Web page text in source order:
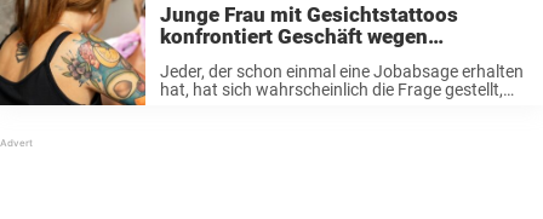
Tattoos zumindest eine gewisse ...
Junge Frau mit Gesichtstattoos
konfrontiert Geschäft wegen
Jeder, der schon einmal eine Jobabsage erhalten
hat, hat sich wahrscheinlich die Frage gestellt,